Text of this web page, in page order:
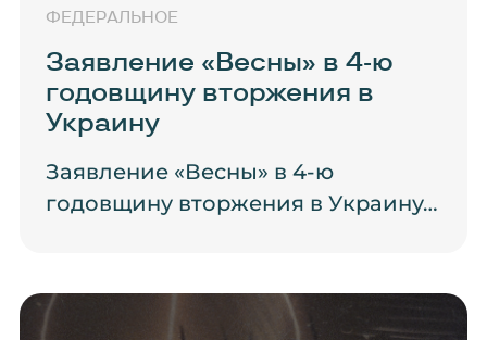
ФЕДЕРАЛЬНОЕ
Заявление «Весны» в 4-ю
годовщину вторжения в
Украину
Заявление «Весны» в 4-ю
годовщину вторжения в Украину…